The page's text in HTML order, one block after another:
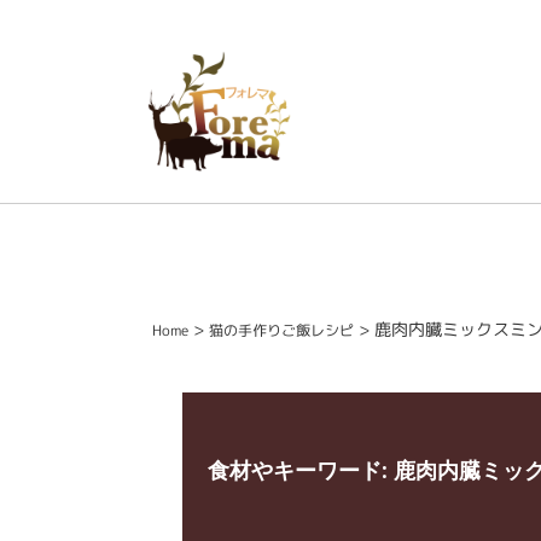
Home> 猫の手作りご飯レシピ> 鹿肉内臓ミックスミ
食材やキーワード: 鹿肉内臓ミッ